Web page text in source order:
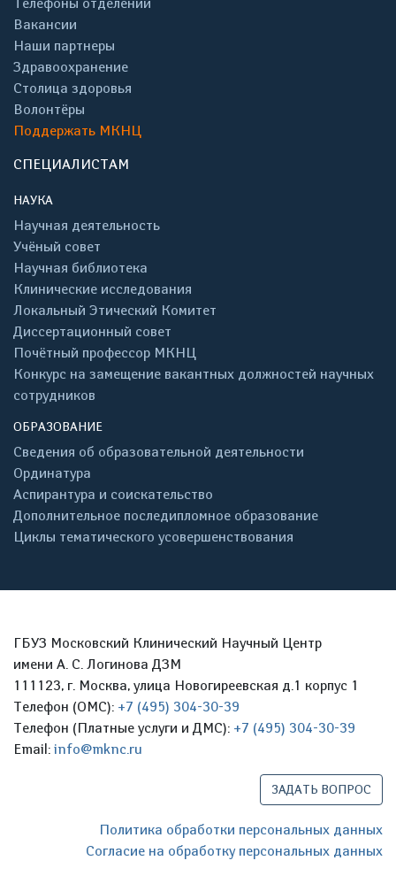
Вакансии
Наши партнеры
Здравоохранение
Столица здоровья
Волонтёры
Поддержать МКНЦ
СПЕЦИАЛИСТАМ
НАУКА
Научная деятельность
Учёный совет
Научная библиотека
Клинические исследования
Локальный Этический Комитет
Диссертационный совет
Почётный профессор МКНЦ
Конкурс на замещение вакантных должностей научных
сотрудников
ОБРАЗОВАНИЕ
Сведения об образовательной деятельности
Ординатура
Аспирантура и соискательство
Дополнительное последипломное образование
Циклы тематического усовершенствования
ГБУЗ Московский Клинический Научный Центр
имени А. С. Логинова ДЗМ
111123, г. Москва, улица Новогиреевская д.1 корпус 1
Телефон (ОМС): +7 (495) 304-30-39
Телефон (Платные услуги и ДМС): +7 (495) 304-30-39
Email: info@mknc.ru
ЗАДАТЬ ВОПРОС
Политика обработки персональных данных
Согласие на обработку персональных данных